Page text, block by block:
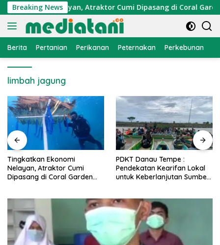
Langsung
ke
konten
Breaking News
Ekonomi Nelayan, Atraktor Cumi Dipasang di Coral Garden
Berita Pertanian Perikanan Peternakan Perkebunan
limbah jagung
Tingkatkan Ekonomi
Nelayan, Atraktor Cumi
Dipasang di Coral Garden
PDKT Danau Tempe :
Pendekatan Kearifan Lokal
untuk Keberlanjutan Sumber